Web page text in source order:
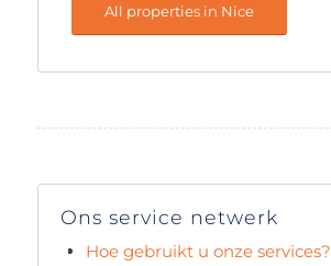
All properties in Nice
Ons service netwerk
Hoe gebruikt u onze services?